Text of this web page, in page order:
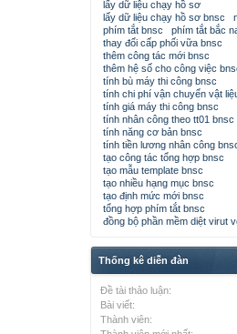
lấy dữ liệu chạy hồ sơ
lấy dữ liệu chạy hồ sơ bnsc
phím tắt bnsc
phím tắt bắc
thay đổi cấp phối vữa bnsc
thêm công tác mới bnsc
thêm hệ số cho công việc
tính bù máy thi công bnsc
tính chi phí vận chuyển vật
tính giá máy thi công bnsc
tính nhân công theo tt01 bnsc
tính năng cơ bản bnsc
tính tiền lương nhân công
tạo công tác tổng hợp bnsc
tạo mẫu template bnsc
tạo nhiều hạng mục bnsc
tạo định mức mới bnsc
tổng hợp phím tắt bnsc
đồng bộ phần mềm diệt virut
Thống kê diễn đàn
Đề tài thảo luận:
Bài viết:
Thành viên: